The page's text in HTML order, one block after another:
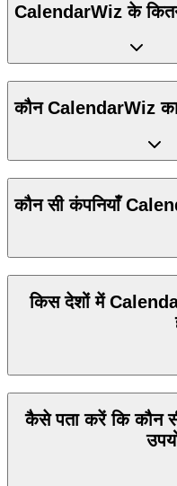
CalendarWiz के
कौन CalendarWiz
कौन सी कंपनियाँ
किस देशों में
कैसे पता करें कि कौन